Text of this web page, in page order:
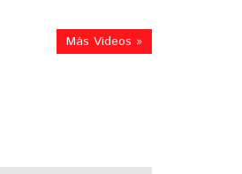
Más Videos »